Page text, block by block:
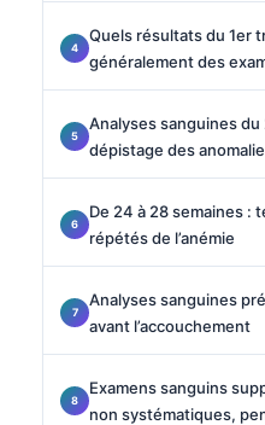
Quels résultats du 1er
généralement des
Analyses sanguines
dépistage des
De 24 à 28 semaines :
répétés de l’anémie
Analyses sanguines
avant l’accouchement
Examens sanguins
non systématiques,